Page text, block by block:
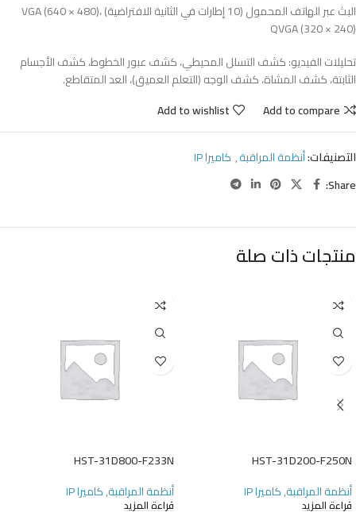
البث عبر الهاتف المحمول (10 إطارات في الثانية الافتراضية) VGA (640 × 480)،
QVGA (320 × 240)
تحليلات الفيديو: كشف التسلل المحيطي، كشف عبور الخطوط، كشف الأجسام
الثابتة، كشف المشاة، كشف الوجه (التعلم العميق)، العد المتقاطع.
Add to compare
Add to wishlist
التصنيفات:أنظمة المراقبة, كاميرا IP
Share:
منتجات ذات صلة
HST-31D200-F250N
أنظمة المراقبة,كاميرا IP
قراءة المزيد
HST-31D800-F233N
أنظمة المراقبة,كاميرا IP
قراءة المزيد